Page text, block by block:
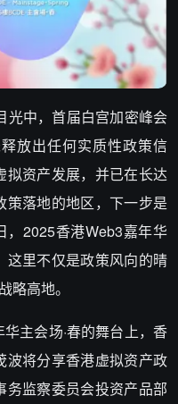
光中，首届白宫加密峰会
放出任何实质性政策信
拟资产发展，并已在长达
策落地的地区，下一步是
2025香港Web3嘉年华
这里不仅是政策风向的晴
略高地。
主会场·春的舞台上，香
波将分享香港虚拟资产政
监察委员会投资产品部